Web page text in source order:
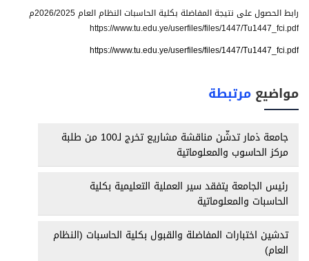
رابط الحصول على نتيجة المفاضلة بكلية الحاسبات النظام العام 2026/2025م
https://www.tu.edu.ye/userfiles/files/1447/Tu1447_fci.pdf
https://www.tu.edu.ye/userfiles/files/1447/Tu1447_fci.pdf
مواضيع مرتبطة
جامعة ذمار تدشّن مناقشة مشاريع تخرج لـ100 من طلبة
مركز الحاسوب والمعلوماتية
رئيس الجامعة يتفقد سير العملية التعليمية بكلية
الحاسبات والمعلوماتية
تدشين اختبارات المفاضلة والقبول بكلية الحاسبات (النظام
العام)